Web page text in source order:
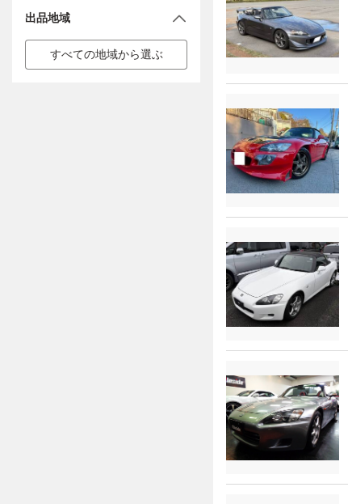
出品地域
すべての地域から選ぶ